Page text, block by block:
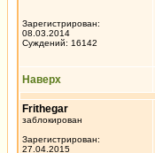
Зарегистрирован:
08.03.2014
Суждений: 16142
Наверх
Frithegar
заблокирован
Зарегистрирован:
27.04.2015